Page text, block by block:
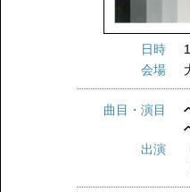
日時
会場
曲目・演目
出演